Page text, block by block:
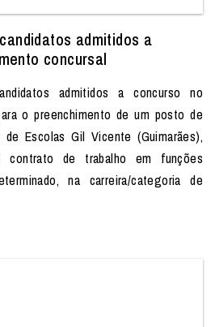
admitidos a
concursal
admitidos a concurso no
o preenchimento de um posto de
de Escolas Gil Vicente (Guimarães),
contrato de trabalho em funções
na carreira/categoria de